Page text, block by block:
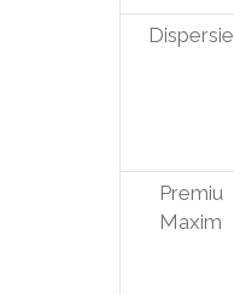
Dispersie
Premiu
Maxim